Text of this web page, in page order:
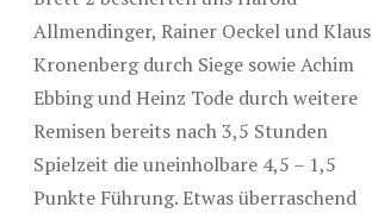
Allmendinger, Rainer Oeckel und Klaus
Kronenberg durch Siege sowie Achim
Ebbing und Heinz Tode durch weitere
Remisen bereits nach 3,5 Stunden
Spielzeit die uneinholbare 4,5 – 1,5
Punkte Führung. Etwas überraschend